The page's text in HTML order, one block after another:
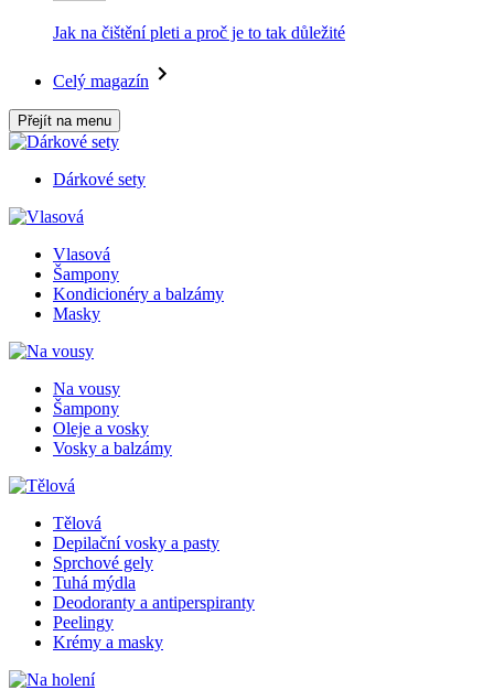
Jak na čištění pleti a proč je to tak důležité
Celý magazín
Přejít na menu
Dárkové sety
Vlasová
Šampony
Kondicionéry a balzámy
Masky
Na vousy
Šampony
Oleje a vosky
Vosky a balzámy
Tělová
Depilační vosky a pasty
Sprchové gely
Tuhá mýdla
Deodoranty a antiperspiranty
Peelingy
Krémy a masky